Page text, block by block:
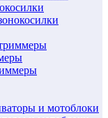
и мотоблоки